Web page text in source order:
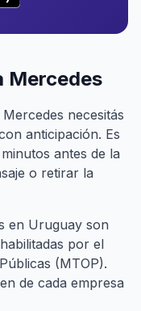
Mercedes
necesitás
anticipación. Es
antes de la
o retirar la
en Uruguay son
por el
(MTOP).
de cada empresa